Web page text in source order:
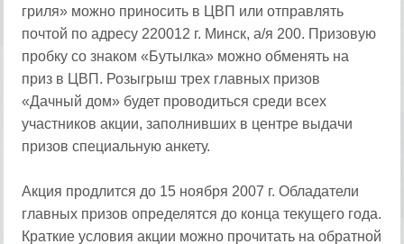
гриля» можно приносить в ЦВП или отправлять
почтой по адресу 220012 г. Минск, а/я 200. Призовую
пробку со знаком «Бутылка» можно обменять на
приз в ЦВП. Розыгрыш трех главных призов
«Дачный дом» будет проводиться среди всех
участников акции, заполнивших в центре выдачи
призов специальную анкету.
Акция продлится до 15 ноября 2007 г. Обладатели
главных призов определятся до конца текущего года.
Краткие условия акции можно прочитать на обратной